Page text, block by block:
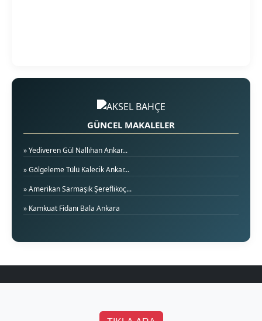
GÜNCEL MAKALELER
» Yediveren Gül Nallıhan Ankar...
» Gölgeleme Tülü Kalecik Ankar...
» Amerikan Sarmaşık Şereflikoç...
» Kamkuat Fidanı Bala Ankara